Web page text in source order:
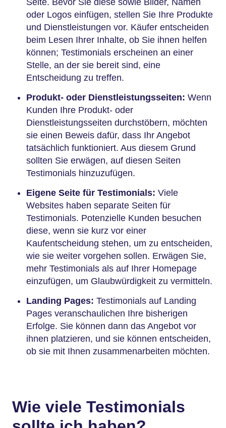
oder Logos einfügen, stellen Sie Ihre Produkte
und Dienstleistungen vor. Käufer entscheiden
beim Lesen Ihrer Inhalte, ob Sie ihnen helfen
können; Testimonials erscheinen an einer
Stelle, an der sie bereit sind, eine
Entscheidung zu treffen.
Produkt- oder Dienstleistungsseiten: Wenn
Kunden Ihre Produkt- oder
Dienstleistungsseiten durchstöbern, möchten
sie einen Beweis dafür, dass Ihr Angebot
tatsächlich funktioniert. Aus diesem Grund
sollten Sie erwägen, auf diesen Seiten
Testimonials hinzuzufügen.
Eigene Seite für Testimonials: Viele
Websites haben separate Seiten für
Testimonials. Potenzielle Kunden besuchen
diese, wenn sie kurz vor einer
Kaufentscheidung stehen, um zu entscheiden,
wie sie weiter vorgehen sollen. Erwägen Sie,
mehr Testimonials als auf Ihrer Homepage
einzufügen, um Glaubwürdigkeit zu vermitteln.
Landing Pages: Testimonials auf Landing
Pages veranschaulichen Ihre bisherigen
Erfolge. Sie können dann das Angebot vor
ihnen platzieren, und sie können entscheiden,
ob sie mit Ihnen zusammenarbeiten möchten.
Wie viele Testimonials